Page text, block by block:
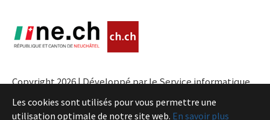
Les cookies sont utilisés pour vous permettre une
utilisation optimale de notre site web. En savoir plus
Copyright 2026 | Développé par le Service informatique
de l'Entité neuchâteloise |